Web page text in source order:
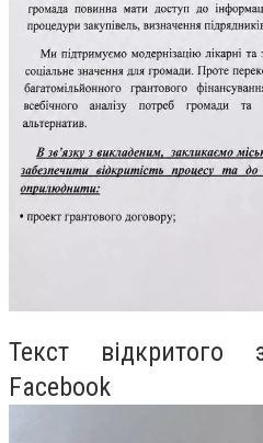
Текст
Facebook